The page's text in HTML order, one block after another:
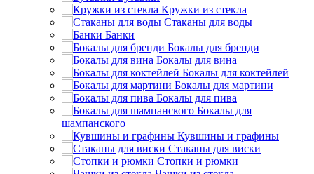
Кружки из стекла
Стаканы для воды
Банки
Бокалы для бренди
Бокалы для вина
Бокалы для коктейлей
Бокалы для мартини
Бокалы для пива
Бокалы для
шампанского
Кувшины и графины
Стаканы для виски
Стопки и рюмки